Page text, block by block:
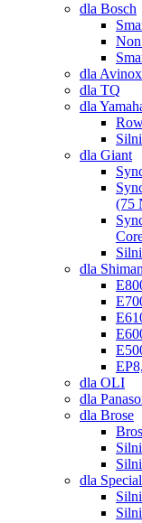
dla Bosch
dla Avinox
dla TQ
dla
dla Giant
(75
dla
dla OLI
dla
dla Brose
dla